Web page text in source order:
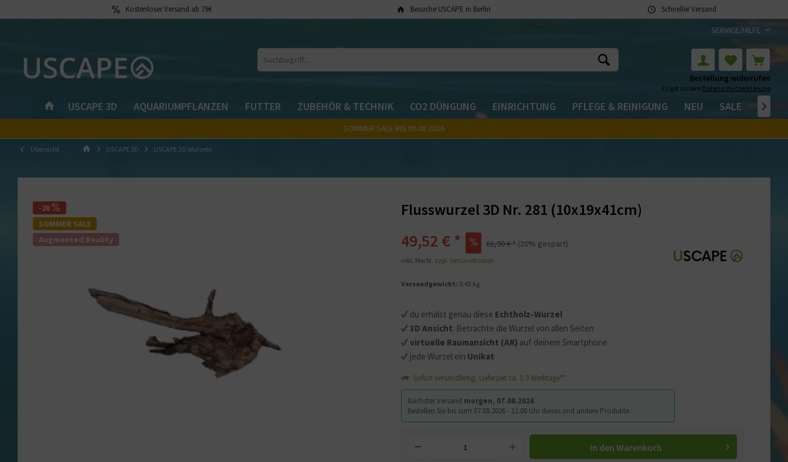
Kostenloser Versand ab 79€ Besuche USCAPE in Berlin Schneller Versand
SERVICE/HILFE
Bestellung widerrufen
Es gilt unsere Datenschutzerklärung
USCAPE 3D AQUARIUMPFLANZEN FUTTER ZUBEHÖR & TECHNIK CO2 DÜNGUNG EINRICHTUNG PFLEGE & REINIGUNG NEU SALE 
SOMMER SALE BIS 09.08.2026
Übersicht USCAPE 3D USCAPE 3D Wurzeln
-20
SOMMER SALE
Augmented Reality
Mit dem Aufruf des Videos erklären
übermittelt werden und dass Sie die
gelesen haben.
Flusswurzel 3D Nr. 281 (10x19x41cm)
du erhälst genau diese Echtholz-Wurzel
3D Ansicht: Betrachte die Wurzel von allen Seiten
virtuelle Raumansicht (AR) auf deinem Smartphone
jede Wurzel ein Unikat
49,52 € * 61,90 € * (20% gespart)
inkl. MwSt. zzgl. Versandkosten
Versandgewicht: 0.43 kg
Sofort versandfertig, Lieferzeit ca. 1-3 Werktage**
Nächster Versand morgen, 07.08.2026
Bestellen Sie bis zum 07.08.2026 - 11:00 Uhr dieses und andere Produkte.
In den Warenkorb